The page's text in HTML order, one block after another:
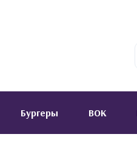
Бургеры ВОК